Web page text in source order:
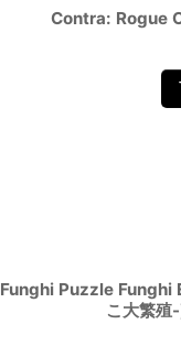
Contra: Rogue
Funghi Puzzle Funghi
こ大繁